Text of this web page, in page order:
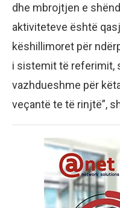
dhe mbrojtjen e
aktiviteteve është
këshillimoret për
i sistemit të referimit,
vazhdueshme për
veçantë te të rinjtë”,